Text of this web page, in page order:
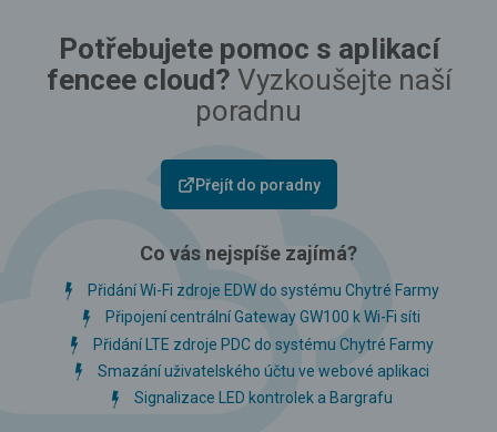
Potřebujete pomoc s aplikací
fencee cloud? Vyzkoušejte naší
poradnu
Přejít do poradny
Co vás nejspíše zajímá?
Přidání Wi-Fi zdroje EDW do systému Chytré Farmy
Připojení centrální Gateway GW100 k Wi-Fi síti
Přidání LTE zdroje PDC do systému Chytré Farmy
Smazání uživatelského účtu ve webové aplikaci
Signalizace LED kontrolek a Bargrafu